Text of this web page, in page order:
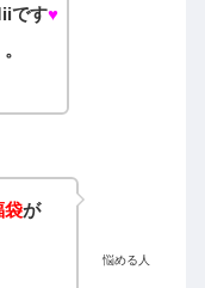
です♥
悩める人
袋が